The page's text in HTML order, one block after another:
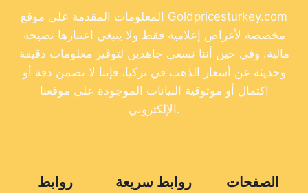
المعلومات المقدمة على موقع Goldpricesturkey.com
مخصصة لأغراض إعلامية فقط ولا ينبغي اعتبارها نصيحة
مالية. وفي حين أننا نسعى جاهدين لتوفير معلومات دقيقة
وحديثة عن أسعار الذهب في تركيا، فإننا لا نضمن دقة أو
اكتمال أو موثوقية البيانات الموجودة على موقعنا
الإلكتروني.
روابط
روابط سريعة
الصفحات